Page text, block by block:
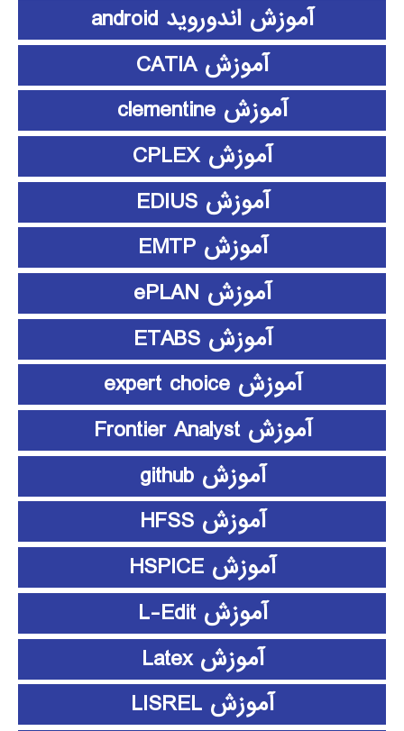
آموزش اندوروید android
آموزش CATIA
آموزش clementine
آموزش CPLEX
آموزش EDIUS
آموزش EMTP
آموزش ePLAN
آموزش ETABS
آموزش expert choice
آموزش Frontier Analyst
آموزش github
آموزش HFSS
آموزش HSPICE
آموزش L-Edit
آموزش Latex
آموزش LISREL